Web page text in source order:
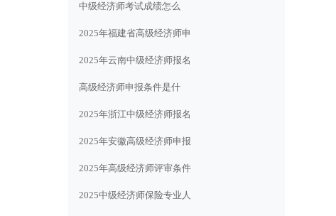
中级经济师考试成绩怎么
2025年福建省高级经济师申
2025年云南中级经济师报名
高级经济师申报条件是什
2025年浙江中级经济师报名
2025年安徽高级经济师申报
2025年高级经济师评审条件
2025中级经济师保险专业人